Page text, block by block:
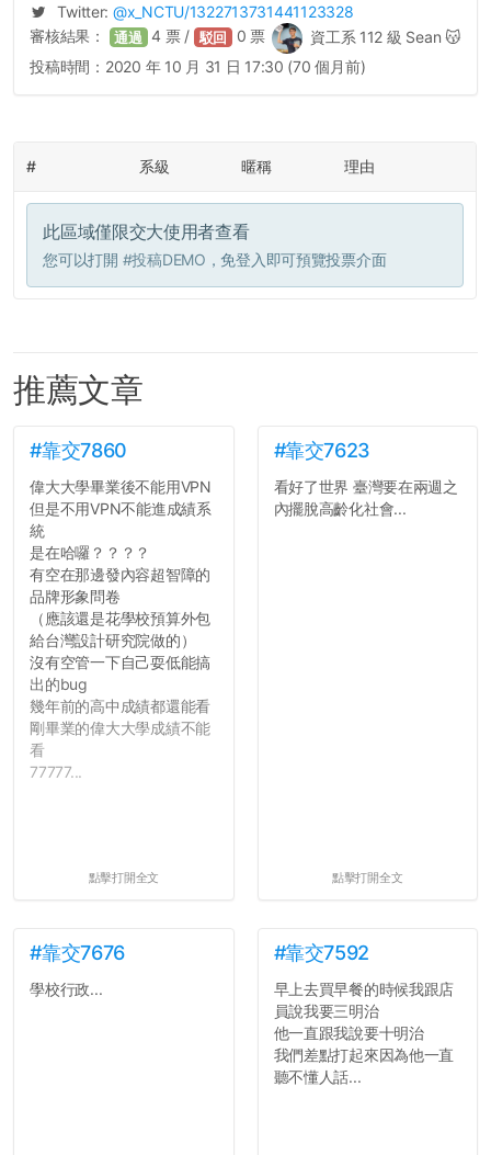
Twitter: @x_NCTU/1322713731441123328
資工系 112 級 Sean 😽
審核結果： 通過 4 票 / 駁回 0 票
投稿時間： 2020 年 10 月 31 日 17:30 (70 個月前)
# 系級 暱稱 理由
此區域僅限交大使用者查看
您可以打開 #投稿DEMO ，免登入即可預覽投票介面
推薦文章
#靠交7860
偉大大學畢業後不能用VPN
但是不用VPN不能進成績系
統
是在哈囉？？？？
有空在那邊發內容超智障的
品牌形象問卷
（應該還是花學校預算外包
給台灣設計研究院做的）
沒有空管一下自己耍低能搞
出的bug
幾年前的高中成績都還能看
剛畢業的偉大大學成績不能
看
77777...
點擊打開全文
#靠交7623
看好了世界 臺灣要在兩週之
內擺脫高齡化社會...
點擊打開全文
#靠交7676
學校行政...
#靠交7592
早上去買早餐的時候我跟店
員說我要三明治
他一直跟我說要十明治
我們差點打起來因為他一直
聽不懂人話...